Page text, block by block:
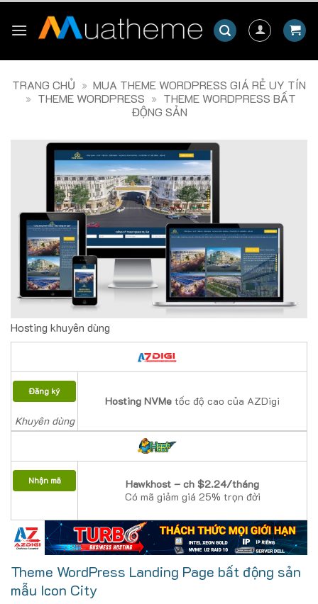
TRANG CHỦ » MUA THEME WORDPRESS GIÁ RẺ UY TÍN
» THEME WORDPRESS » THEME WORDPRESS BẤT
ĐỘNG SẢN
Hosting khuyên dùng
Đăng ký
Khuyên dùng
Hosting NVMe tốc độ cao của AZDigi
Nhận mã
Hawkhost – ch $2.24/tháng
Có mã giảm giá 25% trọn đời
Theme WordPress Landing Page bất động sản
mẫu Icon City